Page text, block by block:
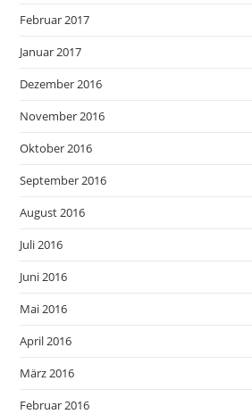
Februar 2017
Januar 2017
Dezember 2016
November 2016
Oktober 2016
September 2016
August 2016
Juli 2016
Juni 2016
Mai 2016
April 2016
März 2016
Februar 2016